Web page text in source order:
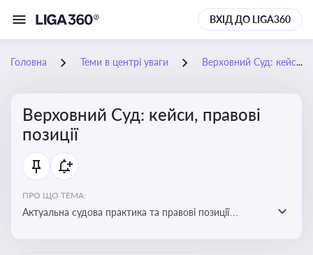
ВХІД ДО LIGA360
Головна Теми в центрі уваги Верховний Суд: кейси, правові позиції
Верховний Суд: кейси, правові
позиції
ПРО ЩО ТЕМА:
Актуальна судова практика та правові позиції